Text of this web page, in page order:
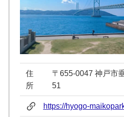
住
所
〒655-0047 神戸市
51
https://hyogo-